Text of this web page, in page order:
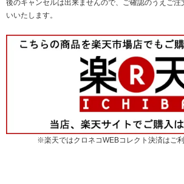
後のキャンセルは出来ませんので、ご確認のうえご
いいたします。
※楽天ではクロネコWEBコレクト決済はご利